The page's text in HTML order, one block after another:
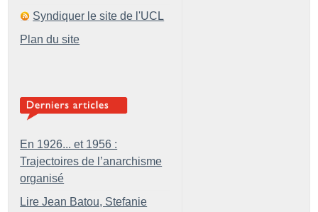
Syndiquer le site de l'UCL
Plan du site
En 1926... et 1956 :
Trajectoires de l’anarchisme
organisé
Lire Jean Batou, Stefanie